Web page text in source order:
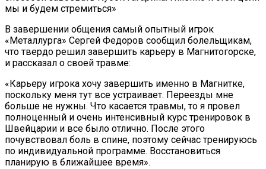
мы и будем стремиться»
В завершении общения самый опытный игрок
«Металлурга» Сергей Федоров сообщил болельщикам,
что твердо решил завершить карьеру в Магнитогорске,
и рассказал о своей травме:
«Карьеру игрока хочу завершить именно в Магнитке,
поскольку меня тут все устраивает. Переезды мне
больше не нужны. Что касается травмы, то я провел
полноценный и очень интенсивный курс тренировок в
Швейцарии и все было отлично. После этого
почувствовал боль в спине, поэтому сейчас тренируюсь
по индивидуальной программе. Восстановиться
планирую в ближайшее время».